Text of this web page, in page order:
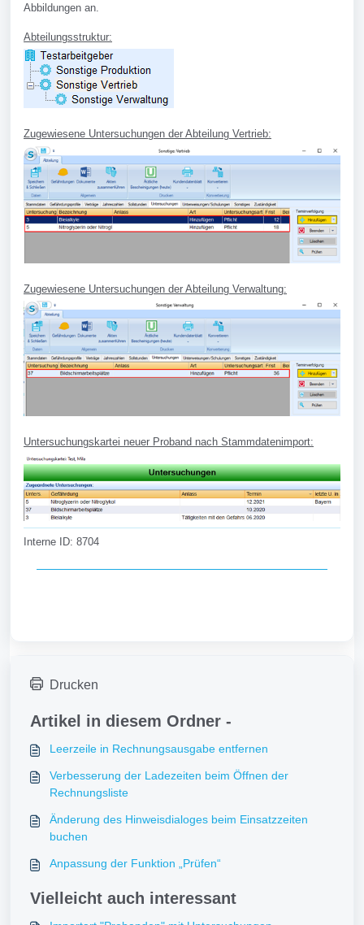
Abbildungen an.
Abteilungsstruktur:
Zugewiesene Untersuchungen der Abteilung Vertrieb:
Zugewiesene Untersuchungen der Abteilung Verwaltung:
Untersuchungskartei neuer Proband nach Stammdatenimport:
Interne ID: 8704
Drucken
Artikel in diesem Ordner -
Leerzeile in Rechnungsausgabe entfernen
Verbesserung der Ladezeiten beim Öffnen der
Rechnungsliste
Änderung des Hinweisdialoges beim Einsatzzeiten
buchen
Anpassung der Funktion „Prüfen“
Vielleicht auch interessant